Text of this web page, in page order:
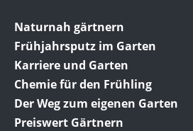
Naturnah gärtnern
Frühjahrsputz im Garten
Karriere und Garten
Chemie für den Frühling
Der Weg zum eigenen Garten
Preiswert Gärtnern